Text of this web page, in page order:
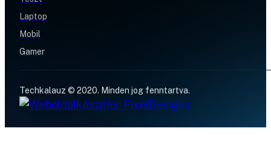
Laptop
Mobil
Gamer
Techkalauz © 2020. Minden jog fenntartva.